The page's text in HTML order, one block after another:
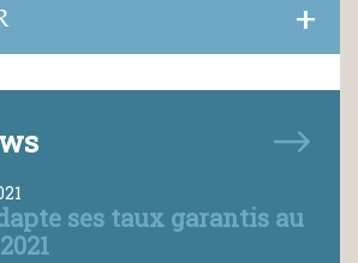
ses taux garantis au